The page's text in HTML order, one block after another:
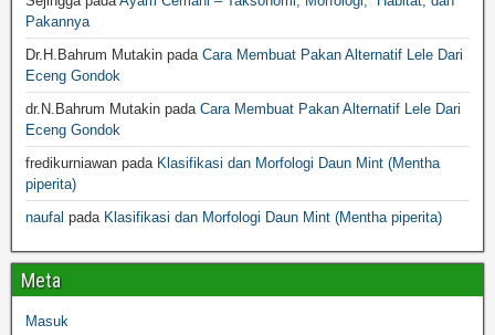
Pakannya
Dr.H.Bahrum Mutakin pada Cara Membuat Pakan Alternatif Lele Dari
Eceng Gondok
dr.N.Bahrum Mutakin pada Cara Membuat Pakan Alternatif Lele Dari
Eceng Gondok
fredikurniawan pada Klasifikasi dan Morfologi Daun Mint (Mentha
piperita)
naufal pada Klasifikasi dan Morfologi Daun Mint (Mentha piperita)
Meta
Masuk